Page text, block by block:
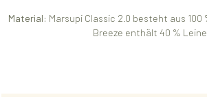
Material: Marsupi Classic 2.0 besteht aus 100
Breeze enthält 40 %